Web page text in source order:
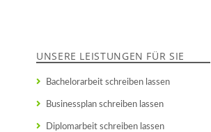
UNSERE LEISTUNGEN FÜR SIE
Bachelorarbeit schreiben lassen
Businessplan schreiben lassen
Diplomarbeit schreiben lassen